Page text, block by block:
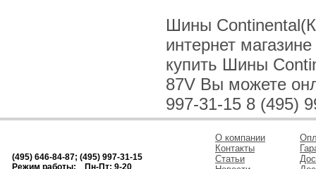
Шины
интернет
купить Шины
87V Вы можете
997-31-15 8 (495)
(495) 646-84-87; (495) 997-31-15
Режим работы: Пн-Пт: 9-20
О компании
Контакты
Статьи